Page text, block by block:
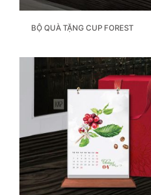
BỘ QUÀ TẶNG CUP FOREST